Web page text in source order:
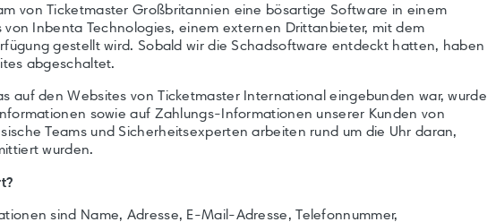
von Ticketmaster Großbritannien eine bösartige Software in einem
Inbenta Technologies, einem externen Drittanbieter, mit dem
gestellt wird. Sobald wir die Schadsoftware entdeckt hatten, haben
abgeschaltet.
auf den Websites von Ticketmaster International eingebunden war, wurde
sowie auf Zahlungs-Informationen unserer Kunden von
Teams und Sicherheitsexperten arbeiten rund um die Uhr daran,
wurden.
sind Name, Adresse, E-Mail-Adresse, Telefonnummer,